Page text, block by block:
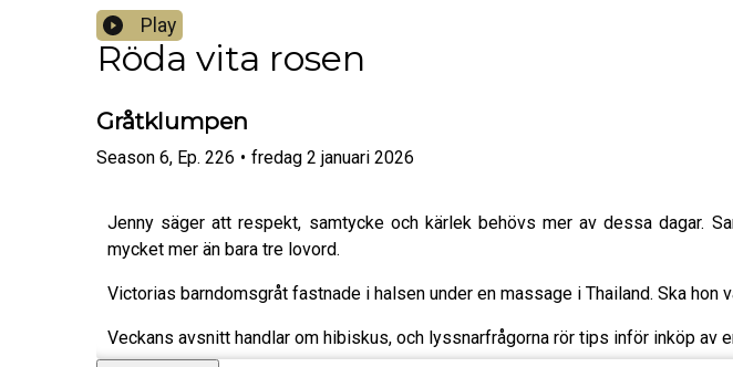
Play
Röda vita rosen
Gråtklumpen
Season 6, Ep. 226 • fredag 2 januari 2026
Jenny säger att respekt, samtycke och kärlek behövs mer av dessa dagar.
mycket mer än bara tre lovord.
Victorias barndomsgråt fastnade i halsen under en massage i Thailand. Ska hon
Veckans avsnitt handlar om hibiskus, och lyssnarfrågorna rör tips inför inköp av